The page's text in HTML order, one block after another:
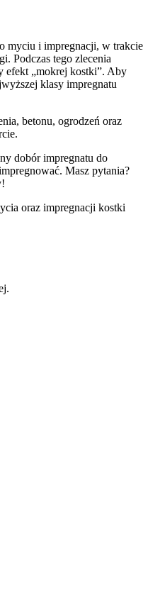
myciu i impregnacji, w trakcie
Podczas tego zlecenia
efekt „mokrej kostki”. Aby
klasy impregnatu
betonu, ogrodzeń oraz
dobór impregnatu do
Masz pytania?
oraz impregnacji kostki